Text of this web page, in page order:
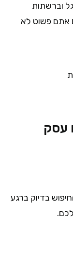
וברשתות
אתם פשוט לא
עסק
בדיוק ברגע